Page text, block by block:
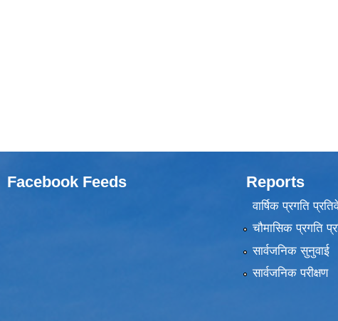
Facebook Feeds Reports
वार्षिक प्रगति
चौमासिक प्रगति
सार्वजनिक सुनुवाई
सार्वजनिक परीक्षण